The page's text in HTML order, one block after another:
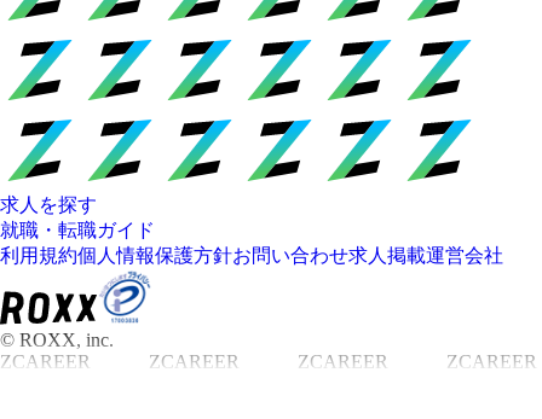
求人を探す
就職・転職ガイド
利用規約個人情報保護方針お問い合わせ求人掲載運営会社
© ROXX, inc.
ZCAREER
ZCAREER ZCAREER ZCAREER